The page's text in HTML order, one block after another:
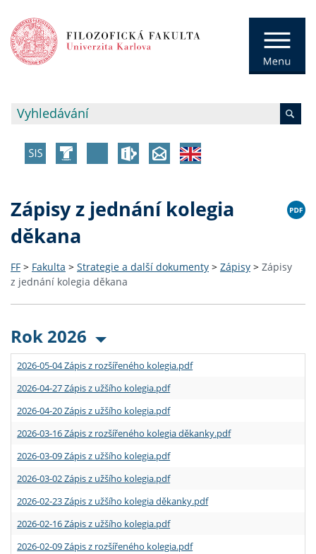
Zápisy z jednání kolegia
děkana
FF > Fakulta > Strategie a další dokumenty > Zápisy > Zápisy
z jednání kolegia děkana
Rok 2026
2026-05-04 Zápis z rozšířeného kolegia.pdf
2026-04-27 Zápis z užšího kolegia.pdf
2026-04-20 Zápis z užšího kolegia.pdf
2026-03-16 Zápis z rozšířeného kolegia děkanky.pdf
2026-03-09 Zápis z užšího kolegia.pdf
2026-03-02 Zápis z užšího kolegia.pdf
2026-02-23 Zápis z užšího kolegia děkanky.pdf
2026-02-16 Zápis z užšího kolegia.pdf
2026-02-09 Zápis z rozšířeného kolegia.pdf